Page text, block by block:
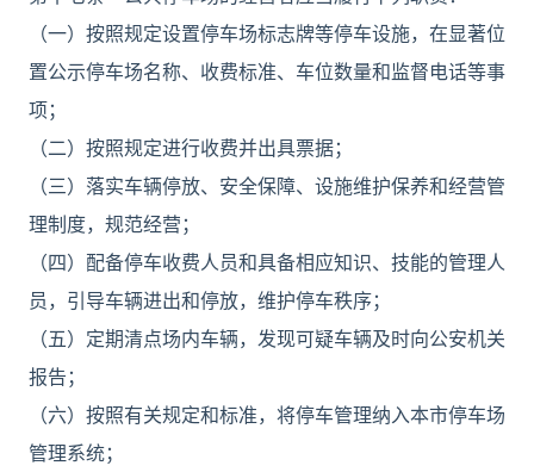
（一）按照规定设置停车场标志牌等停车设施，在显著位
置公示停车场名称、收费标准、车位数量和监督电话等事
项；
（二）按照规定进行收费并出具票据；
（三）落实车辆停放、安全保障、设施维护保养和经营管
理制度，规范经营；
（四）配备停车收费人员和具备相应知识、技能的管理人
员，引导车辆进出和停放，维护停车秩序；
（五）定期清点场内车辆，发现可疑车辆及时向公安机关
报告；
（六）按照有关规定和标准，将停车管理纳入本市停车场
管理系统；